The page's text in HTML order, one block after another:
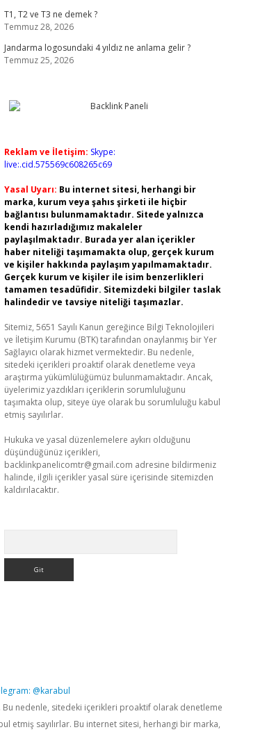
T1, T2 ve T3 ne demek ?
Temmuz 28, 2026
Jandarma logosundaki 4 yıldız ne anlama gelir ?
Temmuz 25, 2026
Reklam ve İletişim: Skype:
live:.cid.575569c608265c69
Yasal Uyarı: Bu internet sitesi, herhangi bir
marka, kurum veya şahıs şirketi ile hiçbir
bağlantısı bulunmamaktadır. Sitede yalnızca
kendi hazırladığımız makaleler
paylaşılmaktadır. Burada yer alan içerikler
haber niteliği taşımamakta olup, gerçek kurum
ve kişiler hakkında paylaşım yapılmamaktadır.
Gerçek kurum ve kişiler ile isim benzerlikleri
tamamen tesadüfidir. Sitemizdeki bilgiler taslak
halindedir ve tavsiye niteliği taşımazlar.
Sitemiz, 5651 Sayılı Kanun gereğince Bilgi Teknolojileri
ve İletişim Kurumu (BTK) tarafından onaylanmış bir Yer
Sağlayıcı olarak hizmet vermektedir. Bu nedenle,
sitedeki içerikleri proaktif olarak denetleme veya
araştırma yükümlülüğümüz bulunmamaktadır. Ancak,
üyelerimiz yazdıkları içeriklerin sorumluluğunu
taşımakta olup, siteye üye olarak bu sorumluluğu kabul
etmiş sayılırlar.
Hukuka ve yasal düzenlemelere aykırı olduğunu
düşündüğünüz içerikleri,
backlinkpanelicomtr@gmail.com adresine bildirmeniz
halinde, ilgili içerikler yasal süre içerisinde sitemizden
kaldırılacaktır.
@karabul
Bu nedenle, sitedeki içerikleri proaktif olarak denetleme
etmiş sayılırlar. Bu internet sitesi, herhangi bir marka,